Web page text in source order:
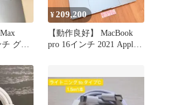
グレ
¥209,200
【動作良好】 MacBook
pro 16インチ 2021 Apple
トPC SSD搭載 macOSイ
ンストール済 【4396】